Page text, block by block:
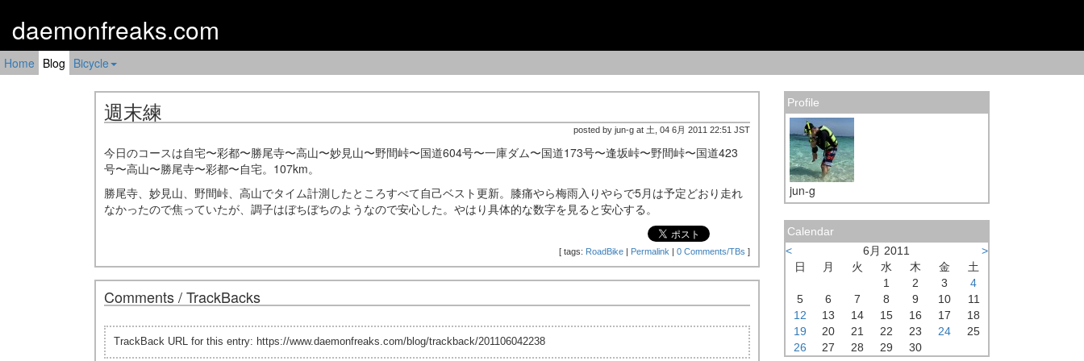
daemonfreaks.com
Home Blog Bicycle
週末練
posted by jun-g at 土, 04 6月 2011 22:51 JST
今日のコースは自宅〜彩都〜勝尾寺〜高山〜妙見山〜野間峠〜国道604号〜一庫ダム〜国道173号〜逢坂峠〜野間峠〜国道423
号〜高山〜勝尾寺〜彩都〜自宅。107km。
勝尾寺、妙見山、野間峠、高山でタイム計測したところすべて自己ベスト更新。膝痛やら梅雨入りやらで5月は予定どおり走れ
なかったので焦っていたが、調子はぼちぼちのようなので安心した。やはり具体的な数字を見ると安心する。
[ tags: RoadBike | Permalink | 0 Comments/TBs ]
Comments / TrackBacks
TrackBack URL for this entry: https://www.daemonfreaks.com/blog/trackback/201106042238
Profile
jun-g
Calendar
<
6月 2011
>
日
月 火 水 木 金
土
1
2 3
4
5
6 7 8 9 10
11
12
13 14 15 16 17
18
19
20 21 22 23 24
25
26
27 28 29 30